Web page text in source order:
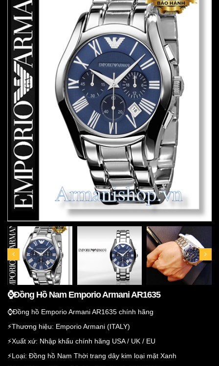
⌚️Đồng Hồ Nam Emporio Armani AR1635
⌚️Đồng hồ Emporio Armani AR1635 chính hãng
⚡️Thương hiệu: Emporio Armani (ITALY)
⚡️Xuất xứ: Nhập khẩu chính hãng USA / UK / EU
⚡️Loại: Đồng hồ Nam Thời trang dây kim loại mặt Xanh